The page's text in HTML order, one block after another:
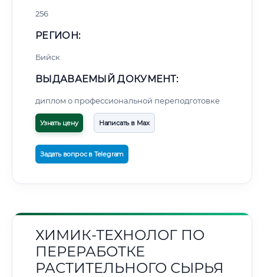
256
РЕГИОН:
Бийск
ВЫДАВАЕМЫЙ ДОКУМЕНТ:
диплом о профессиональной переподготовке
Узнать цену Написать в Max
Задать вопрос в Telegram
ХИМИК-ТЕХНОЛОГ ПО
ПЕРЕРАБОТКЕ
РАСТИТЕЛЬНОГО СЫРЬЯ